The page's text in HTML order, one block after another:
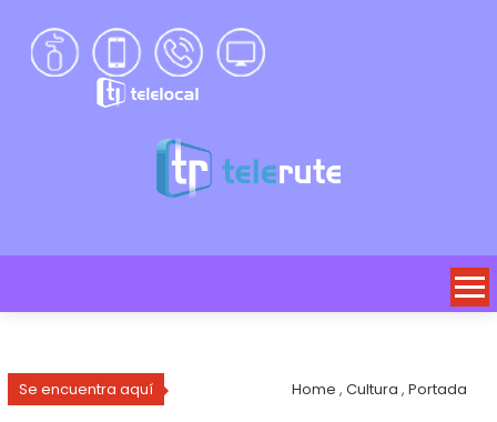
Se encuentra aquí Home ,Cultura ,Portada